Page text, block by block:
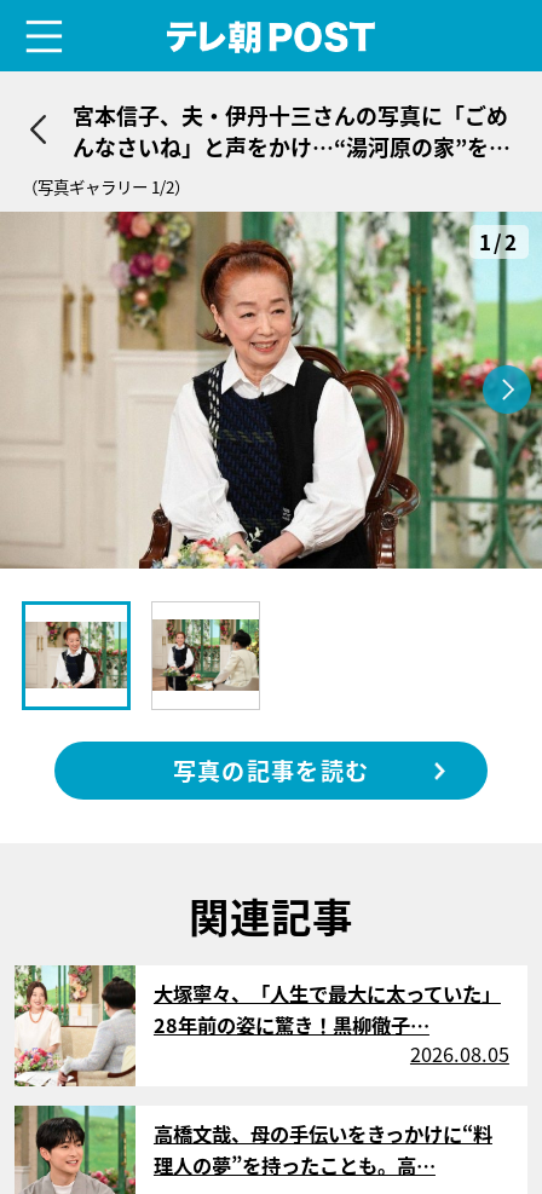
宮本信子、夫・伊丹十三さんの写真に「ごめ
んなさいね」と声をかけ…“湯河原の家”を大
掃除
（写真ギャラリー 1/2）
1/2
写真の記事を読む
関連記事
サムネイル
大塚寧々、「人生で最大に太っていた」
28年前の姿に驚き！黒柳徹子…
2026.08.05
サムネイル
高橋文哉、母の手伝いをきっかけに“料
理人の夢”を持ったことも。高…